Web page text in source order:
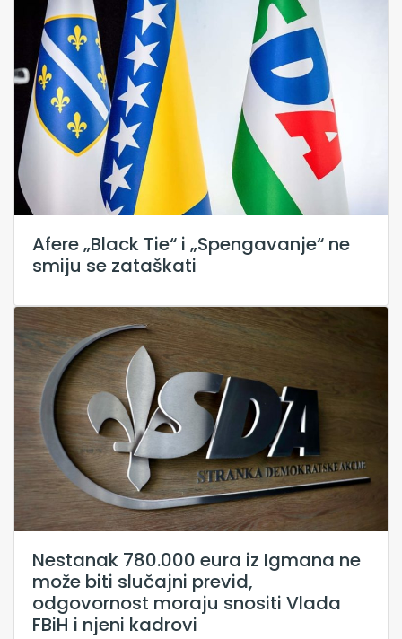
Afere „Black Tie“ i „Spengavanje“ ne
smiju se zataškati
Nestanak 780.000 eura iz Igmana ne
može biti slučajni previd,
odgovornost moraju snositi Vlada
FBiH i njeni kadrovi